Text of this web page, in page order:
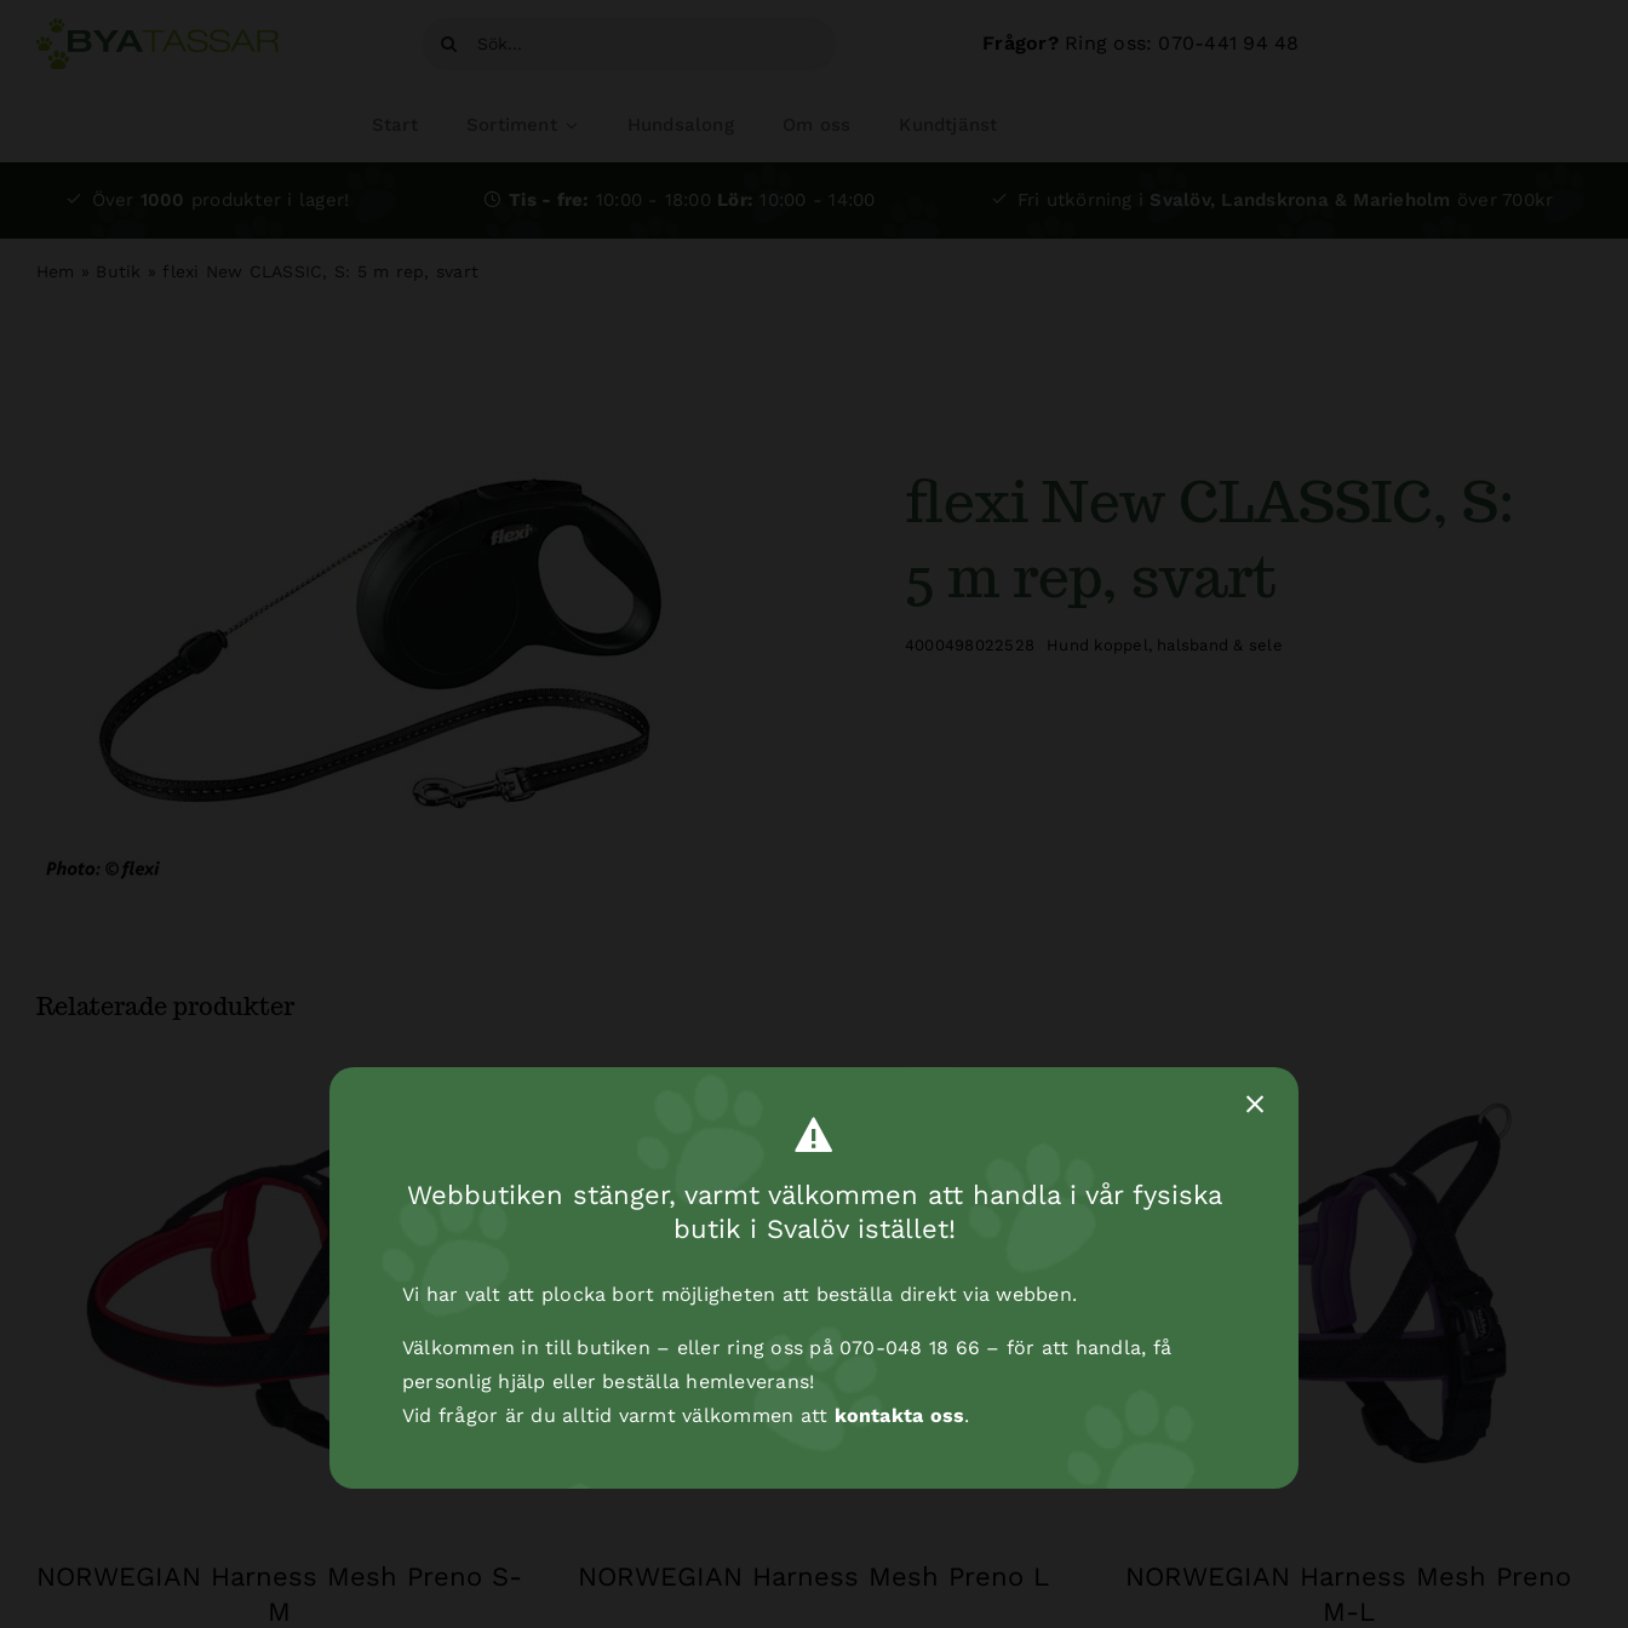
Fortsätt
Sök
Frågor? Ring oss: 070-441 94 48
Över 1000 produkter i lager! Tis - fre: 10:00 - 18:00 Lör: 10:00 - 14:00 Fri utkörning i Svalöv, Landskrona & Marieholm över 700kr
Hem » Butik » flexi New CLASSIC, S: 5 m rep, svart
flexi New CLASSIC, S:
5 m rep, svart
4000498022528 Hund koppel, halsband & sele
Relaterade produkter
NORWEGIAN Harness Mesh Preno S-
M
NORWEGIAN Harness Mesh Preno L
NORWEGIAN Harness Mesh Preno
M-L
Webbutiken stänger, varmt välkommen att handla i vår fysiska
butik i Svalöv istället!
Vi har valt att plocka bort möjligheten att beställa direkt via webben.
Välkommen in till butiken – eller ring oss på 070-048 18 66 – för att handla, få
personlig hjälp eller beställa hemleverans!
Vid frågor är du alltid varmt välkommen att kontakta oss.